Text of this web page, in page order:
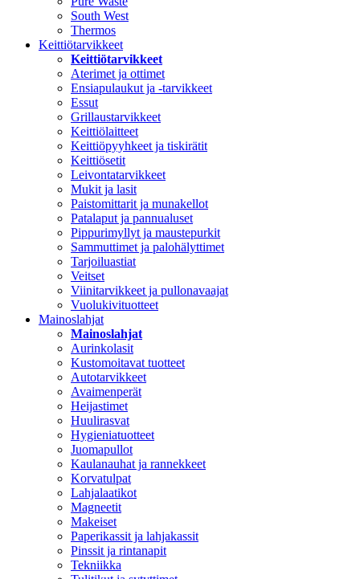
South West
Thermos
Keittiötarvikkeet
Keittiötarvikkeet
Aterimet ja ottimet
Ensiapulaukut ja -tarvikkeet
Essut
Grillaustarvikkeet
Keittiölaitteet
Keittiöpyyhkeet ja tiskirätit
Keittiösetit
Leivontatarvikkeet
Mukit ja lasit
Paistomittarit ja munakellot
Patalaput ja pannualuset
Pippurimyllyt ja maustepurkit
Sammuttimet ja palohälyttimet
Tarjoiluastiat
Veitset
Viinitarvikkeet ja pullonavaajat
Vuolukivituotteet
Mainoslahjat
Mainoslahjat
Aurinkolasit
Kustomoitavat tuotteet
Autotarvikkeet
Avaimenperät
Heijastimet
Huulirasvat
Hygieniatuotteet
Juomapullot
Kaulanauhat ja rannekkeet
Korvatulpat
Lahjalaatikot
Magneetit
Makeiset
Paperikassit ja lahjakassit
Pinssit ja rintanapit
Tekniikka